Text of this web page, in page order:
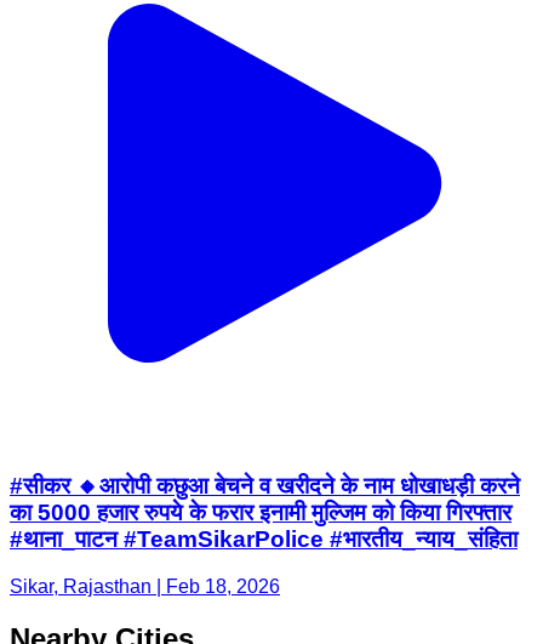
#सीकर 🔸आरोपी कछुआ बेचने व खरीदने के नाम धोखाधड़ी करने
का 5000 हजार रुपये के फरार इनामी मुल्जिम को किया गिरफ्तार
#थाना_पाटन #TeamSikarPolice #भारतीय_न्याय_संहिता
Sikar, Rajasthan | Feb 18, 2026